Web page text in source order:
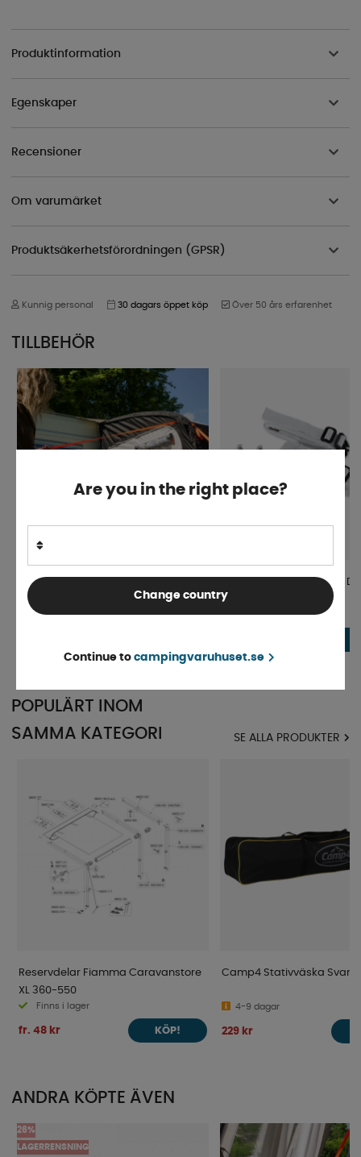
Produktinformation
Egenskaper
Recensioner
Om varumärket
Produktsäkerhetsförordningen (GPSR)
Kunnig personal 30 dagars öppet köp Över 50 års erfarenhet
TILLBEHÖR
Campella Air Stormband
Tillfälligt slut
Dometic Stormband Tie
Beställningsvara
POPULÄRT INOM
SAMMA KATEGORI
SE ALLA PRODUKTER
Reservdelar Fiamma Caravanstore
XL 360-550
Finns i lager
fr. 48 kr KÖP!
Camp4 Stativväska Svart
4-9 dagar
229 kr
ANDRA KÖPTE ÄVEN
26%
LAGERRENSNING
Are you in the right place?
Change country
Continue to campingvaruhuset.se